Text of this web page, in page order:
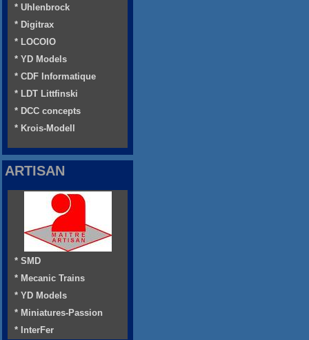
* Uhlenbrock
* Digitrax
* LOCOIO
* YD Models
* CDF Informatique
* LDT Littfinski
* DCC concepts
* Krois-Modell
ARTISAN
* SMD
* Mecanic Trains
* YD Models
* Miniatures-Passion
* InterFer